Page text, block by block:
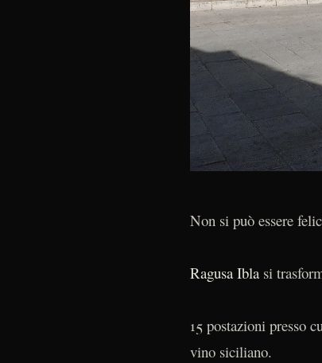
Non si può essere
Ragusa Iblasi
15 postazioni presso
vino siciliano.